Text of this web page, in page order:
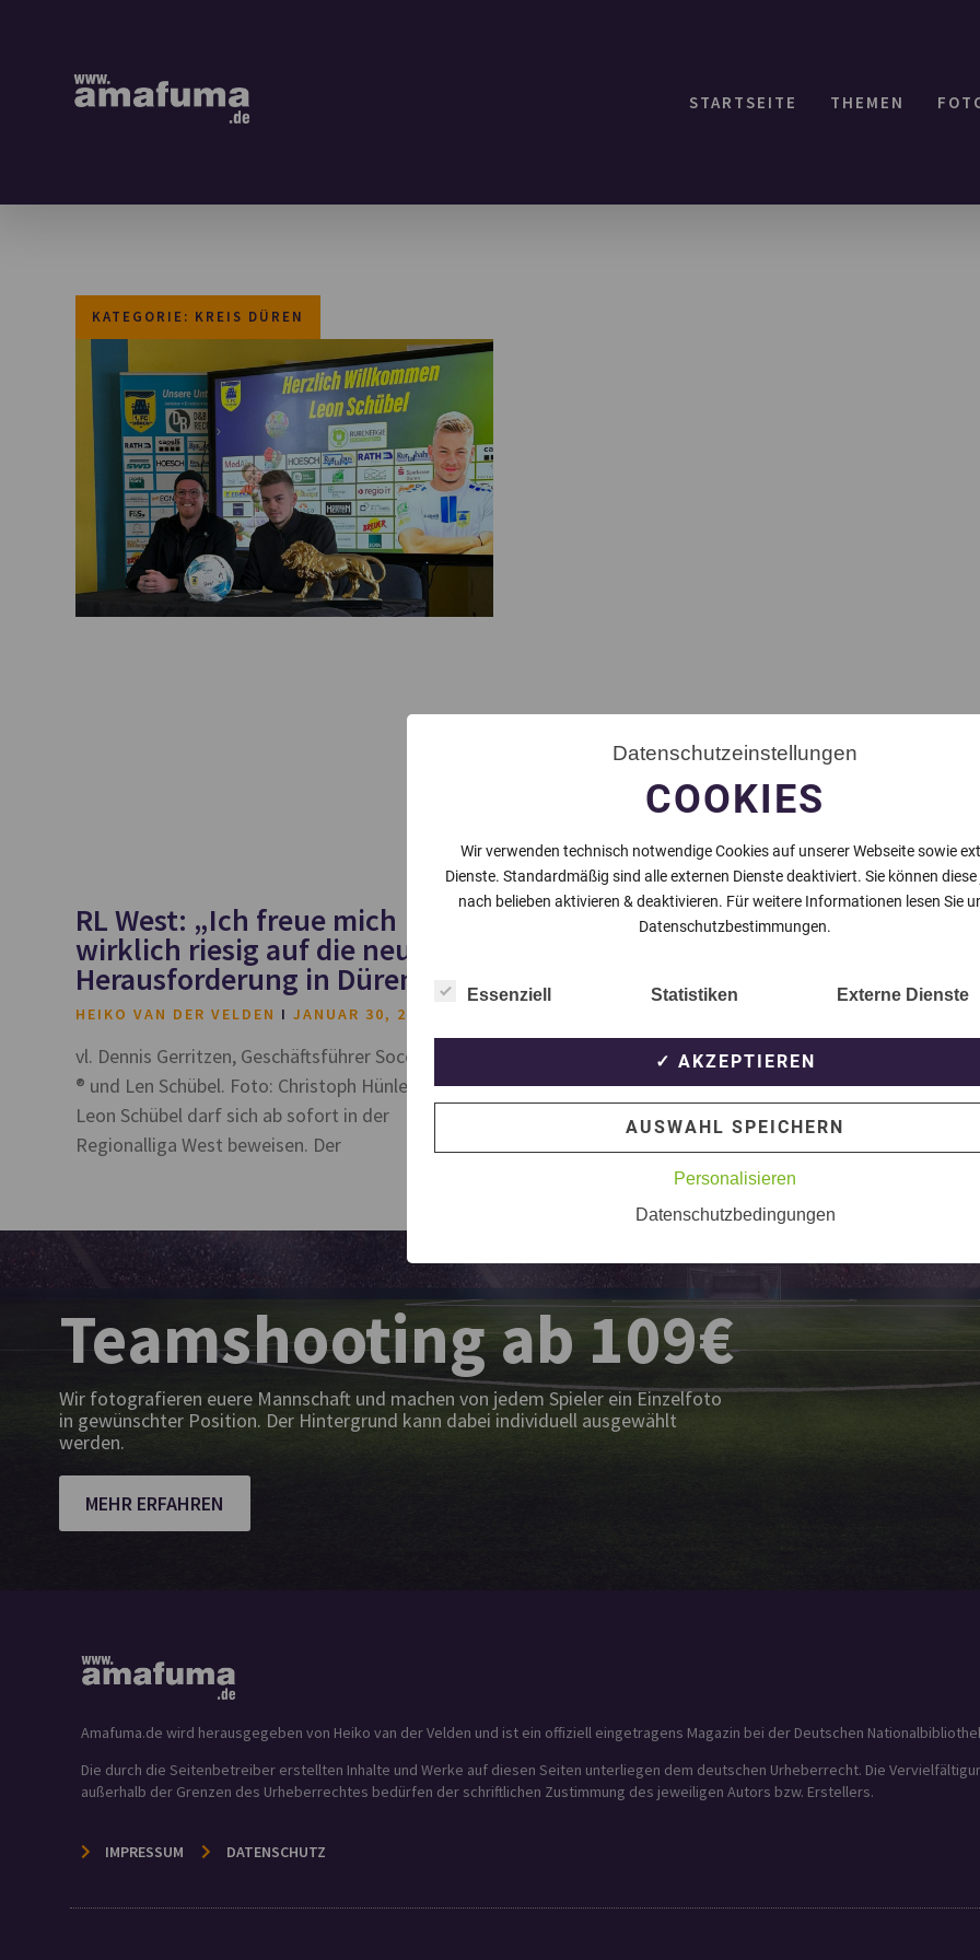
STARTSEITE THEMEN
KATEGORIE: KREIS DÜREN
RL West: „Ich freue mich
wirklich riesig auf die neue
Herausforderung in Düren“
HEIKO VAN DER VELDEN JANUAR 30, 2024
vl. Dennis Gerritzen, Geschäftsführer Soccerversum
®️ und Len Schübel. Foto: Christoph Hünlein Torwart
Leon Schübel darf sich ab sofort in der
Regionalliga West beweisen. Der
Teamshooting ab 109€
Wir fotografieren euere Mannschaft und machen von jedem Spieler ein Einzelfoto
in gewünschter Position. Der Hintergrund kann dabei individuell ausgewählt
werden.
MEHR ERFAHREN
Amafuma.de wird herausgegeben von Heiko van der Velden und ist ein offiziell eingetragens Magazin bei der Deutschen
Die durch die Seitenbetreiber erstellten Inhalte und Werke auf diesen Seiten unterliegen dem deutschen Urheberrecht. Die
außerhalb der Grenzen des Urheberrechtes bedürfen der schriftlichen Zustimmung des jeweiligen Autors bzw. Erstellers.
IMPRESSUM DATENSCHUTZ
Datenschutzeinstellungen
COOKIES
Wir verwenden technisch notwendige Cookies auf unserer Webseite sowie
Dienste. Standardmäßig sind alle externen Dienste deaktiviert. Sie können diese
nach belieben aktivieren & deaktivieren. Für weitere Informationen lesen Sie
Datenschutzbestimmungen.
Essenziell Statistiken Externe Dienste
✓ AKZEPTIEREN
AUSWAHL SPEICHERN
Personalisieren
Datenschutzbedingungen